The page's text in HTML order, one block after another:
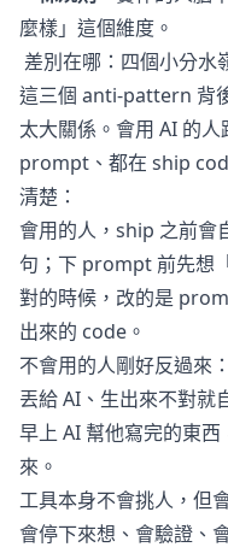
麼樣」這個維度。
差別在哪：四個小分水
這三個 anti-pattern 背
太大關係。會用 AI 的
prompt、都在 ship
清楚：
會用的人，ship 之前會
句；下 prompt 前先想
對的時候，改的是
出來的 code。
不會用的人剛好反過來
丟給 AI、生出來不對
早上 AI 幫他寫完的東
來。
工具本身不會挑人，但
會停下來想、會驗證、